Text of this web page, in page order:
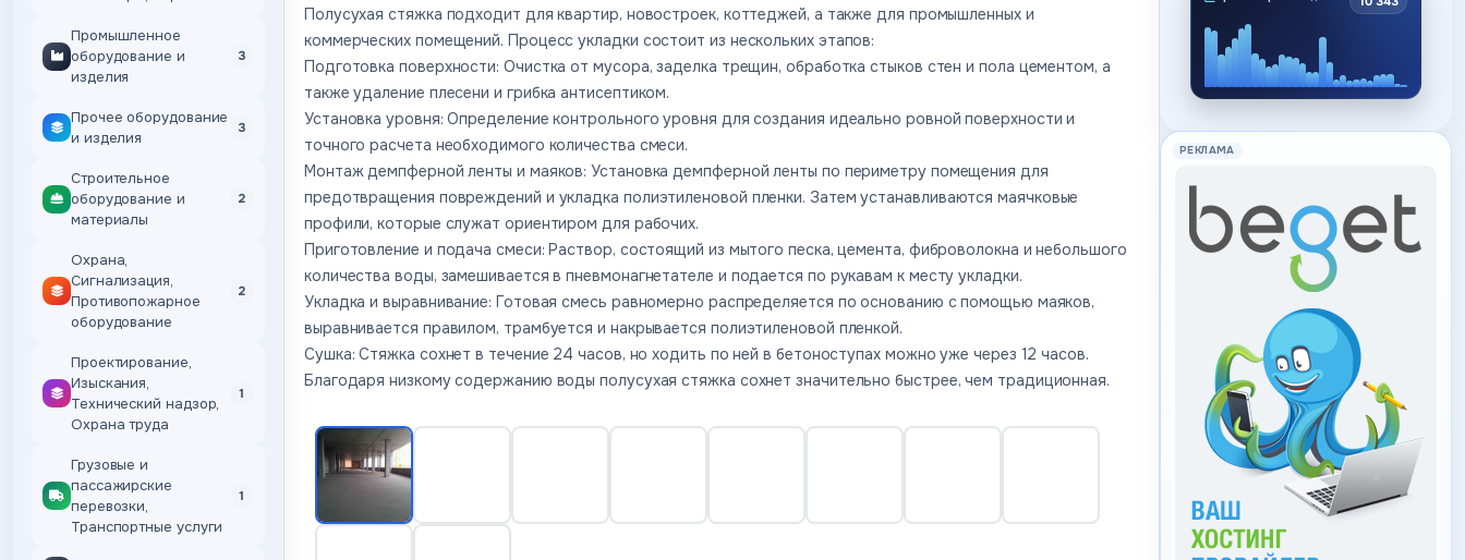
Промышленное
оборудование и
изделия
3
Прочее оборудование
и изделия
3
Строительное
оборудование и
материалы
2
Охрана,
Сигнализация,
Противопожарное
оборудование
2
Проектирование,
Изыскания,
Технический надзор,
Охрана труда
1
Грузовые и
пассажирские
перевозки,
Транспортные услуги
1
Полусухая стяжка подходит для квартир, новостроек, коттеджей, а также для промышленных и
коммерческих помещений. Процесс укладки состоит из нескольких этапов:
Подготовка поверхности: Очистка от мусора, заделка трещин, обработка стыков стен и пола цементом, а
также удаление плесени и грибка антисептиком.
Установка уровня: Определение контрольного уровня для создания идеально ровной поверхности и
точного расчета необходимого количества смеси.
Монтаж демпферной ленты и маяков: Установка демпферной ленты по периметру помещения для
предотвращения повреждений и укладка полиэтиленовой пленки. Затем устанавливаются маячковые
профили, которые служат ориентиром для рабочих.
Приготовление и подача смеси: Раствор, состоящий из мытого песка, цемента, фиброволокна и небольшого
количества воды, замешивается в пневмонагнетателе и подается по рукавам к месту укладки.
Укладка и выравнивание: Готовая смесь равномерно распределяется по основанию с помощью маяков,
выравнивается правилом, трамбуется и накрывается полиэтиленовой пленкой.
Сушка: Стяжка сохнет в течение 24 часов, но ходить по ней в бетоноступах можно уже через 12 часов.
Благодаря низкому содержанию воды полусухая стяжка сохнет значительно быстрее, чем традиционная.
РЕКЛАМА